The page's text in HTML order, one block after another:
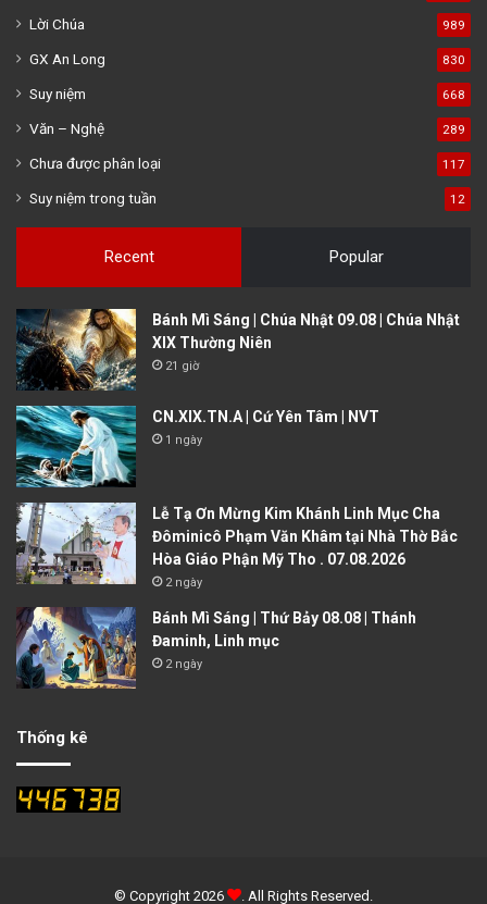
Lời Chúa 989
GX An Long 830
Suy niệm 668
Văn – Nghệ 289
Chưa được phân loại 117
Suy niệm trong tuần 12
Recent Popular
Bánh Mì Sáng | Chúa Nhật 09.08 | Chúa Nhật
XIX Thường Niên
21 giờ
CN.XIX.TN.A | Cứ Yên Tâm | NVT
1 ngày
Lễ Tạ Ơn Mừng Kim Khánh Linh Mục Cha
Đôminicô Phạm Văn Khâm tại Nhà Thờ Bắc
Hòa Giáo Phận Mỹ Tho . 07.08.2026
2 ngày
Bánh Mì Sáng | Thứ Bảy 08.08 | Thánh
Đaminh, Linh mục
2 ngày
Thống kê
© Copyright 2026 . All Rights Reserved.